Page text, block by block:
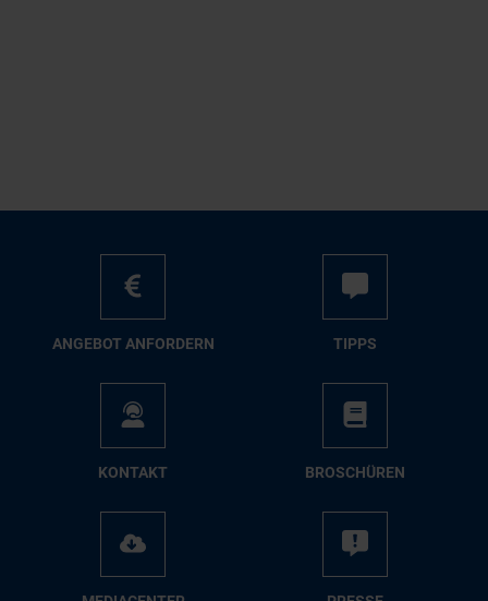
AN­GE­BOT AN­FOR­DERN TIPPS
KON­TAKT BRO­SCHÜ­REN